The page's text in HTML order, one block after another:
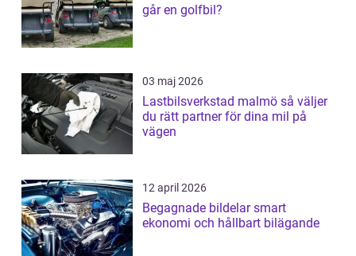
går en golfbil?
03 maj 2026
Lastbilsverkstad malmö så väljer
du rätt partner för dina mil på
vägen
12 april 2026
Begagnade bildelar smart
ekonomi och hållbart bilägande